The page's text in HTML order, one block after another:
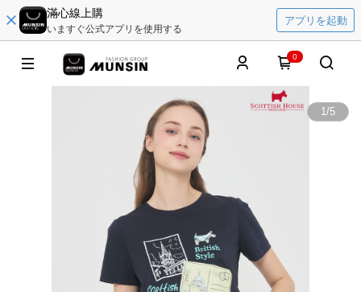
滿心線上購
いますぐ公式アプリを使用する
アプリを起動
0
1/5